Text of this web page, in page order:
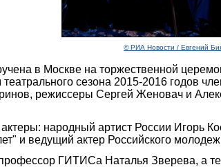
© РИА Новости / Евгений
в Москве на торжественной
сезона 2015-2016 годов
режиссеры Сергей Женовач и
народный артист России Игорь
и ведущий актер Российского
ГИТИСа Наталья Зверева, а